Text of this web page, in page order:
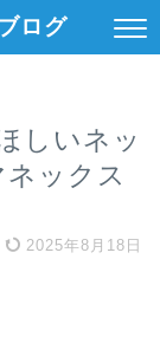
ログ
しいネッ
ネックス
2025年8月18日